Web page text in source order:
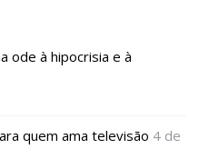
ode à hipocrisia e à
quem ama televisão 4 de